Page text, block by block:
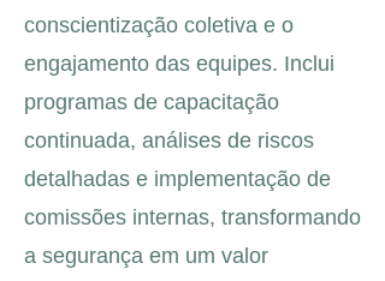
conscientização coletiva e o
engajamento das equipes. Inclui
programas de capacitação
continuada, análises de riscos
detalhadas e implementação de
comissões internas, transformando
a segurança em um valor